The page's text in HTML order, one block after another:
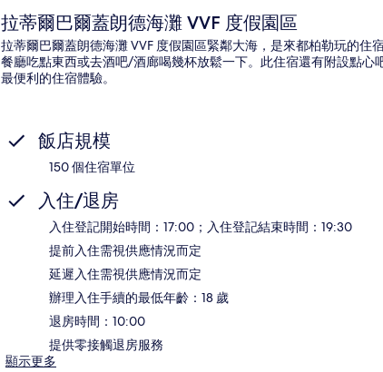
拉蒂爾巴爾蓋朗德海灘 VVF 度假園區
拉蒂爾巴爾蓋朗德海灘 VVF 度假園區緊鄰大海，是來都柏勒玩的
餐廳吃點東西或去酒吧/酒廊喝幾杯放鬆一下。此住宿還有附設點
最便利的住宿體驗。
飯店規模
150 個住宿單位
入住/退房
入住登記開始時間：17:00；入住登記結束時間：19:30
提前入住需視供應情況而定
延遲入住需視供應情況而定
辦理入住手續的最低年齡：18 歲
退房時間：10:00
提供零接觸退房服務
顯示更多